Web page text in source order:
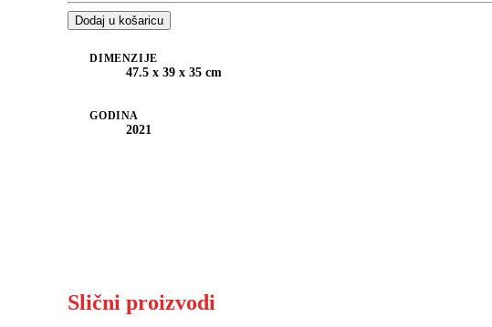
Dodaj u košaricu
DIMENZIJE
47.5 x 39 x 35 cm
GODINA
2021
Slični proizvodi